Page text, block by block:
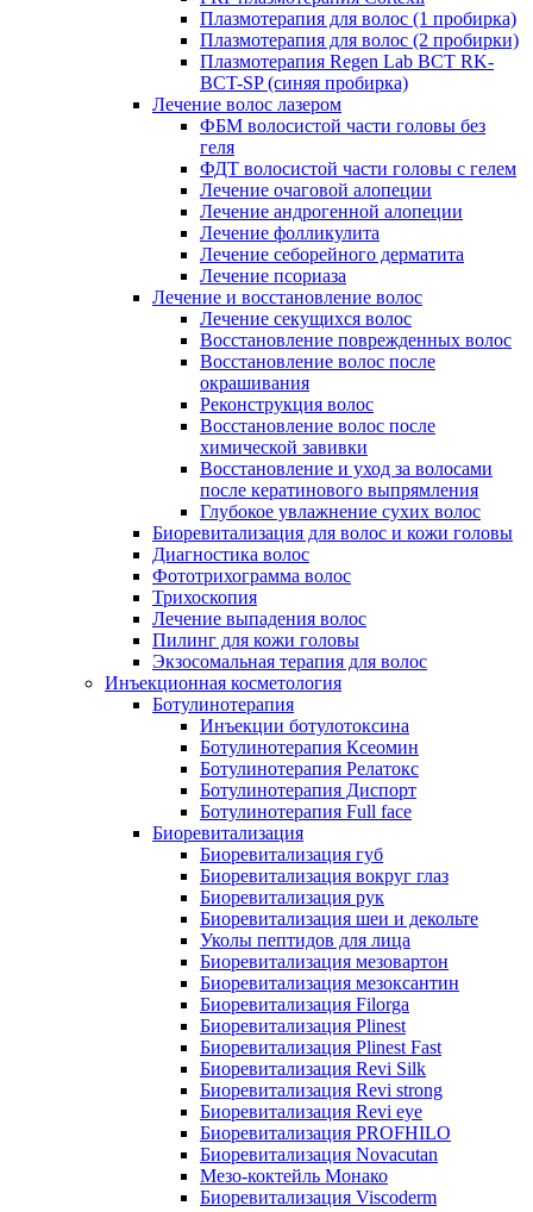
Плазмотерапия для волос (1 пробирка)
Плазмотерапия для волос (2 пробирки)
Плазмотерапия Regen Lab BCT RK-
BCT-SP (синяя пробирка)
Лечение волос лазером
ФБМ волосистой части головы без
геля
ФДТ волосистой части головы с гелем
Лечение очаговой алопеции
Лечение андрогенной алопеции
Лечение фолликулита
Лечение себорейного дерматита
Лечение псориаза
Лечение и восстановление волос
Лечение секущихся волос
Восстановление поврежденных волос
Восстановление волос после
окрашивания
Реконструкция волос
Восстановление волос после
химической завивки
Восстановление и уход за волосами
после кератинового выпрямления
Глубокое увлажнение сухих волос
Биоревитализация для волос и кожи головы
Диагностика волос
Фототрихограмма волос
Трихоскопия
Лечение выпадения волос
Пилинг для кожи головы
Экзосомальная терапия для волос
Инъекционная косметология
Ботулинотерапия
Инъекции ботулотоксина
Ботулинотерапия Ксеомин
Ботулинотерапия Релатокс
Ботулинотерапия Диспорт
Ботулинотерапия Full face
Биоревитализация
Биоревитализация губ
Биоревитализация вокруг глаз
Биоревитализация рук
Биоревитализация шеи и декольте
Уколы пептидов для лица
Биоревитализация мезовартон
Биоревитализация мезоксантин
Биоревитализация Filorga
Биоревитализация Plinest
Биоревитализация Plinest Fast
Биоревитализация Revi Silk
Биоревитализация Revi strong
Биоревитализация Revi eye
Биоревитализация PROFHILO
Биоревитализация Novacutan
Мезо-коктейль Монако
Биоревитализация Viscoderm